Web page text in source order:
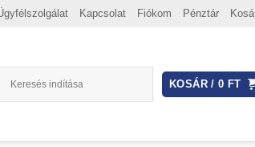
Kapcsolat Fiókom Pénztár
KOSÁR /0 FT